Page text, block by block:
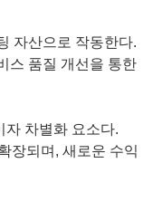
자산으로 작동한다.
스 품질 개선을 통한
자 차별화 요소다.
장되며, 새로운 수익